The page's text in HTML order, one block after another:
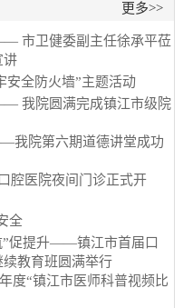
更多>>
市卫健委副主任徐承平莅
讲
安全防火墙”主题活动
我院圆满完成镇江市级院
我院第六期道德讲堂成功
腔医院夜间门诊正式开
全
”促提升——镇江市首届口
教育班圆满举行
度“镇江市医师科普视频比